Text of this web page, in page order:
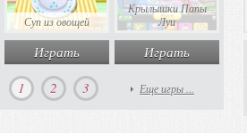
Суп из овощей
Играть
Крылышки Папы
Луи
Играть
1
2 3 Еще игры ...